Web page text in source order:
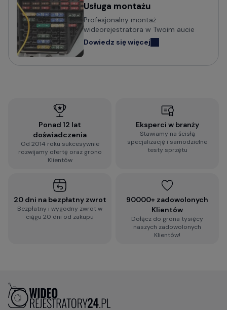
Usługa montażu
Profesjonalny montaż
wideorejestratora w Twoim aucie
Dowiedz się więcej
Ponad 12 lat
doświadczenia
Od 2014 roku sukcesywnie
rozwijamy ofertę oraz grono
Klientów
Eksperci w branży
Stawiamy na ścisłą
specjalizację i samodzielne
testy sprzętu
20 dni na bezpłatny zwrot
Bezpłatny i wygodny zwrot w
ciągu 20 dni od zakupu
90000+ zadowolonych
Klientów
Dołącz do grona tysięcy
naszych zadowolonych
Klientów!